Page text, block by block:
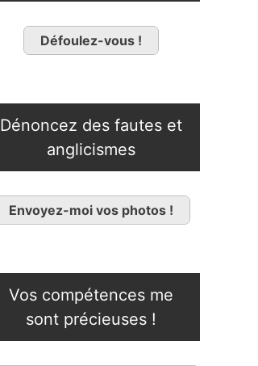
Défoulez-vous !
Dénoncez des fautes et
anglicismes
Envoyez-moi vos photos !
Vos compétences me
sont précieuses !